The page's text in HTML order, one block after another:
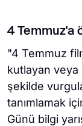
4 Temmuz'a
"4 Temmuz
kutlayan veya
şekilde
tanımlamak
Günü bilgi